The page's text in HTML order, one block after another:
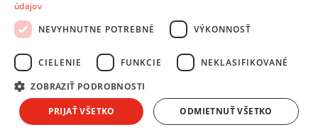
tepelná poistka áno
zaťaženie navinutého 230 V~ 4,35 A max./1
000 W
zaťaženie rozvinutého 230 V~ 13 A max./3
000 W
zaťaženie navinutého 400 V~ 6,25 A max./2
údajov
NEVYHNUTNE POTREBNÉ
VÝKONNOSŤ
CIELENIE FUNKCIE NEKLASIFIKOVANÉ
ZOBRAZIŤ PODROBNOSTI
PRIJAŤ VŠETKO ODMIETNUŤ VŠETKO